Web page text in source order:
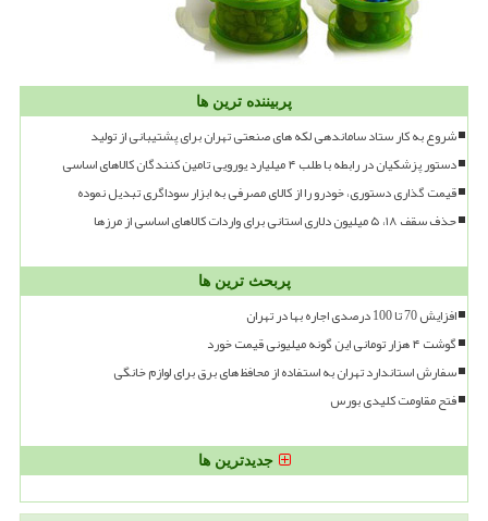
پربیننده ترین ها
شروع به کار ستاد ساماندهی لکه های صنعتی تهران برای پشتیبانی از تولید
دستور پزشکیان در رابطه با طلب ۴ میلیارد یورویی تامین کنندگان کالاهای اساسی
قیمت گذاری دستوری، خودرو را از کالای مصرفی به ابزار سوداگری تبدیل نموده
حذف سقف ۱۸، ۵ میلیون دلاری استانی برای واردات کالاهای اساسی از مرزها
پربحث ترین ها
افزایش 70 تا 100 درصدی اجاره بها در تهران
گوشت ۴ هزار تومانی این گونه میلیونی قیمت خورد
سفارش استاندارد تهران به استفاده از محافظ های برق برای لوازم خانگی
فتح مقاومت کلیدی بورس
جدیدترین ها